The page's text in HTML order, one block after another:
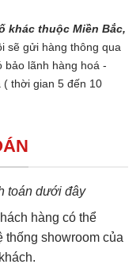
khác thuộc Miền Bắc,
sẽ gửi hàng thông qua
bảo lãnh hàng hoá -
( thời gian 5 đến 10
toán dưới đây
hàng có thể
thống showroom của